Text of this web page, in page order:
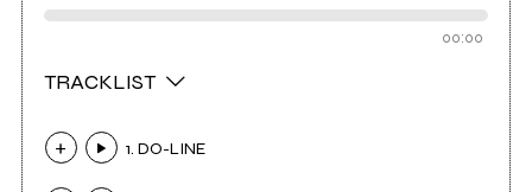
00:00
TRACKLIST
1. DO-LINE